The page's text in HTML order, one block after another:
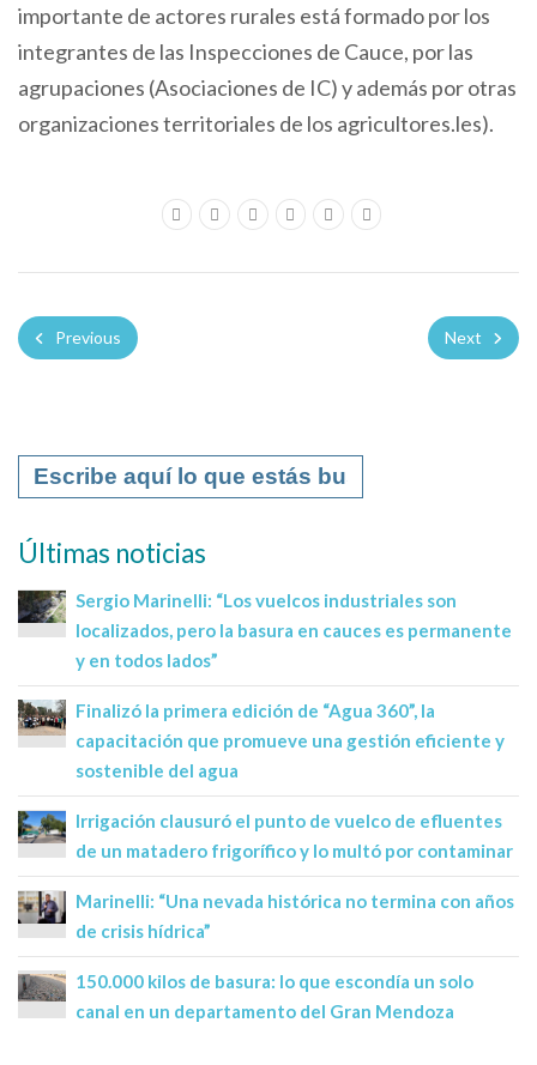
importante de actores rurales está formado por los
integrantes de las Inspecciones de Cauce, por las
agrupaciones (Asociaciones de IC) y además por otras
organizaciones territoriales de los agricultores.les).
Previous Next
Últimas noticias
Sergio Marinelli: “Los vuelcos industriales son
localizados, pero la basura en cauces es permanente
y en todos lados”
Finalizó la primera edición de “Agua 360”, la
capacitación que promueve una gestión eficiente y
sostenible del agua
Irrigación clausuró el punto de vuelco de efluentes
de un matadero frigorífico y lo multó por contaminar
Marinelli: “Una nevada histórica no termina con años
de crisis hídrica”
150.000 kilos de basura: lo que escondía un solo
canal en un departamento del Gran Mendoza